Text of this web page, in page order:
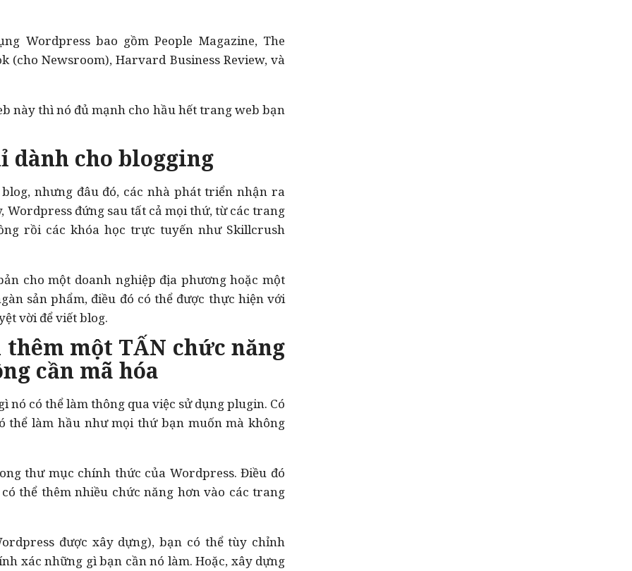
Wordpress bao gồm People Magazine, The
(cho Newsroom), Harvard Business Review, và
này thì nó đủ mạnh cho hầu hết trang web bạn
dành cho blogging
nhưng đâu đó, các nhà phát triển nhận ra
Wordpress đứng sau tất cả mọi thứ, từ các trang
rồi các khóa học trực tuyến như Skillcrush
cho một doanh nghiệp địa phương hoặc một
sản phẩm, điều đó có thể được thực hiện với
vời để viết blog.
một TẤN chức năng
cần mã hóa
có thể làm thông qua việc sử dụng plugin. Có
làm hầu như mọi thứ bạn muốn mà không
thư mục chính thức của Wordpress. Điều đó
thể thêm nhiều chức năng hơn vào các trang
được xây dựng), bạn có thể tùy chỉnh
xác những gì bạn cần nó làm. Hoặc, xây dựng